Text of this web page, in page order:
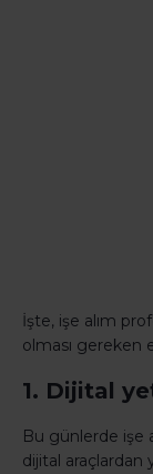
İşte, işe alım
olması gereken
1. Dijital
Bu günlerde işe
dijital araçlardan